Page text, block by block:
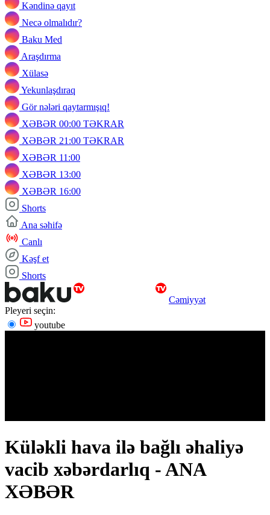
Kəndinə qayıt
Necə olmalıdır?
Baku Med
Araşdırma
Xülasə
Yekunlaşdıraq
Gör nələri qaytarmışıq!
XƏBƏR 00:00 TƏKRAR
XƏBƏR 21:00 TƏKRAR
XƏBƏR 11:00
XƏBƏR 13:00
XƏBƏR 16:00
Shorts
Ana səhifə
Canlı
Kəşf et
Shorts
Cəmiyyət
Pleyeri seçin:
youtube
Küləkli hava ilə bağlı əhaliyə
vacib xəbərdarlıq - ANA
XƏBƏR